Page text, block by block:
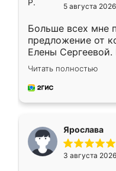
5 августа 2026
Больше всех мне
предложение от
Елены
короткие сроки
для замера
предложил по
Читать полностью
Ярослава
3 августа 2026